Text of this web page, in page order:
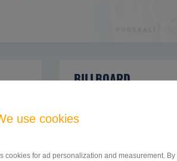
use cookies
cookies for ad personalization and measurement.
BILLBOARD